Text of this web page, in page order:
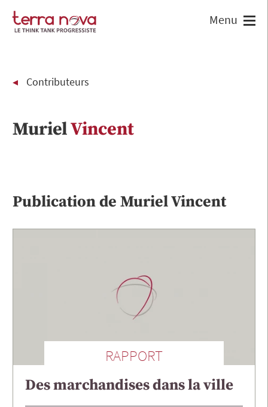
Contributeurs
MurielVincent
Publication de MurielVincent
RAPPORT
Des marchandises dans la ville